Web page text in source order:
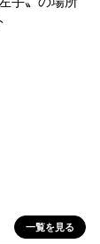
一覧を見る